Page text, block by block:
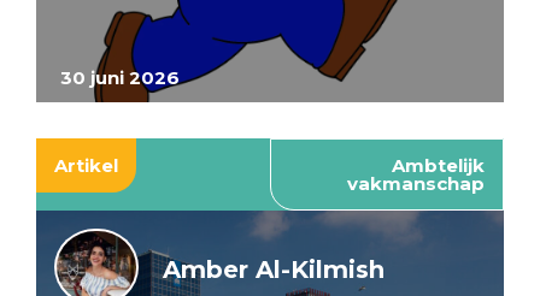
30 juni 2026
Artikel Ambtelijk
vakmanschap
Amber Al-Kilmish